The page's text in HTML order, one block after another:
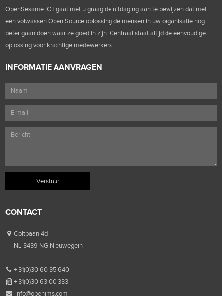
OpenSesame ICT gaat met u graag de uitdaging aan te bewijzen dat met
een volwassen Open Source oplossing de mensen in uw organisatie nog
beter gaan doen waar ze goed in zijn. Centraal staat altijd de eenvoudige
oplossing voor krachtige medewerkers.
INFORMATIE AANVRAGEN
CONTACT
Coltbaan 4d
NL-3439 NG Nieuwegein
+ 31(0)30 60 35 640
+ 31(0)30 63 00 333
info@openims.com